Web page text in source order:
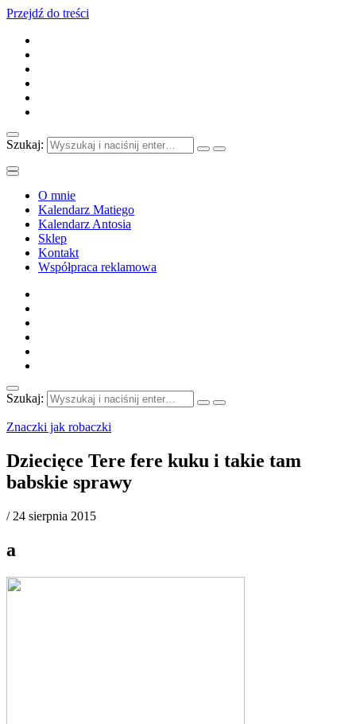
Przejdź do treści
Szukaj:
O mnie
Kalendarz Matiego
Kalendarz Antosia
Sklep
Kontakt
Współpraca reklamowa
Szukaj:
Znaczki jak robaczki
Dziecięce Tere fere kuku i takie tam
babskie sprawy
/ 24 sierpnia 2015
a